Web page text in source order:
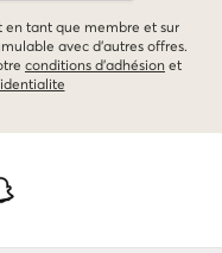
en tant que membre et sur
avec d'autres offres.
conditions d'adhésion et